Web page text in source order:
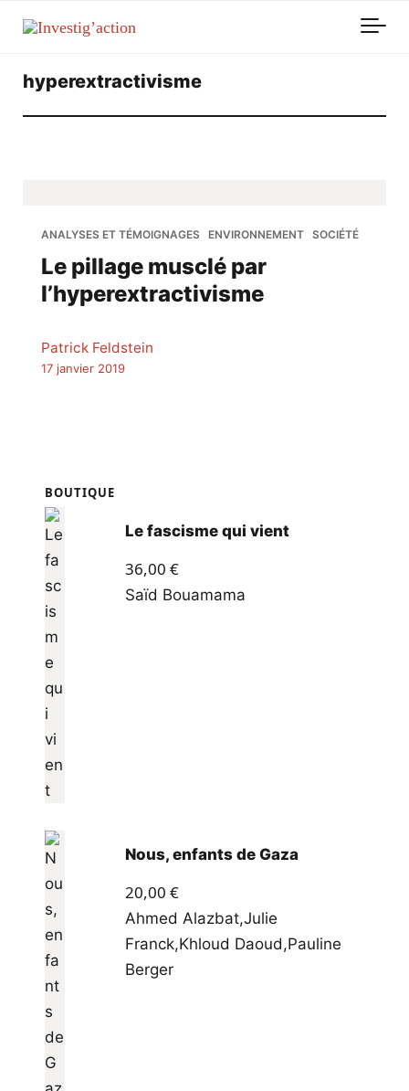
hyperextractivisme
ANALYSES ET TÉMOIGNAGES ENVIRONNEMENT SOCIÉTÉ
Le pillage musclé par
l’hyperextractivisme
Patrick Feldstein
17 janvier 2019
BOUTIQUE
Le fascisme qui vient
36,00 €
Saïd Bouamama
Nous, enfants de Gaza
20,00 €
Ahmed Alazbat,Julie
Franck,Khloud Daoud,Pauline
Berger